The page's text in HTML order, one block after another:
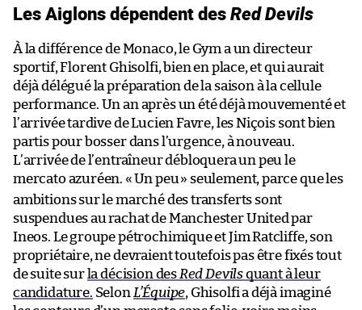
Les Aiglons dépendent desRed Devils
À la différence de Monaco, le Gym a un directeur
sportif, Florent Ghisolfi, bien en place, et qui aurait
déjà délégué la préparation de la saison à la cellule
performance. Un an après un été déjà mouvementé et
l’arrivée tardive de Lucien Favre, les Niçois sont bien
partis pour bosser dans l’urgence, à nouveau.
L’arrivée de l’entraîneur débloquera un peu le
mercato azuréen. «Un peu » seulement, parce que les
ambitions sur le marché des transferts sont
suspendues au rachat de Manchester United par
Ineos. Le groupe pétrochimique et Jim Ratcliffe, son
propriétaire, ne devraient toutefois pas être fixés tout
de suite sur la décision des Red Devilsquant à leur
candidature. Selon L’Équipe, Ghisolfi a déjà imaginé